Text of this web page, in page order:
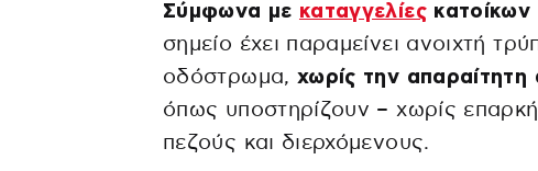
Σύμφωνα με καταγγελίεςκατοίκων
σημείο έχει παραμείνει ανοιχτή
οδόστρωμα, χωρίς την
όπως υποστηρίζουν – χωρίς
πεζούς και διερχόμενους.